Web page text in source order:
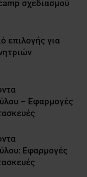
σχεδιασμού
επιλογής για
– Εφαρμογές
Εφαρμογές